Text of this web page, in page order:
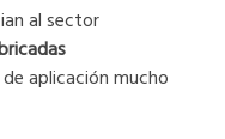
al sector
aplicación mucho